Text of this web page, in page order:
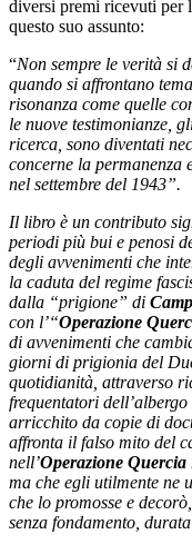
diversi premi ricevuti per
questo suo assunto:
“Non sempre le verità si
quando si affrontano
risonanza come quelle
le nuove testimonianze,
ricerca, sono diventati
concerne la permanenza
nel settembre del 1943”.
Il libro è un contributo
periodi più bui e penosi
degli avvenimenti che
la caduta del regime
dalla “prigione” di
con l’“Operazione
di avvenimenti che
giorni di prigionia del
quotidianità, attraverso
frequentatori
arricchito da copie di
affronta il falso mito del
nell’Operazione Quercia
ma che egli utilmente ne
che lo promosse e
senza fondamento,